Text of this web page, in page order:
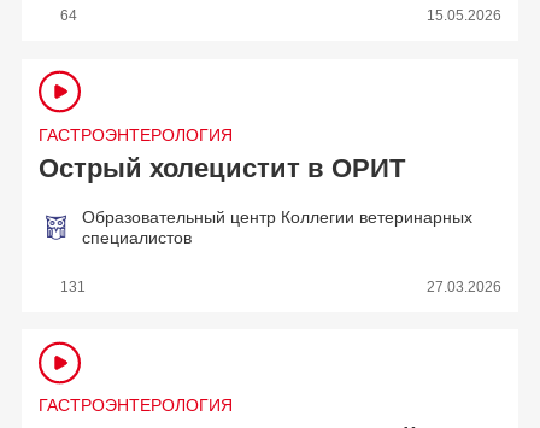
64 15.05.2026
ГАСТРОЭНТЕРОЛОГИЯ
Острый холецистит в ОРИТ
Образовательный центр Коллегии ветеринарных
специалистов
131 27.03.2026
ГАСТРОЭНТЕРОЛОГИЯ